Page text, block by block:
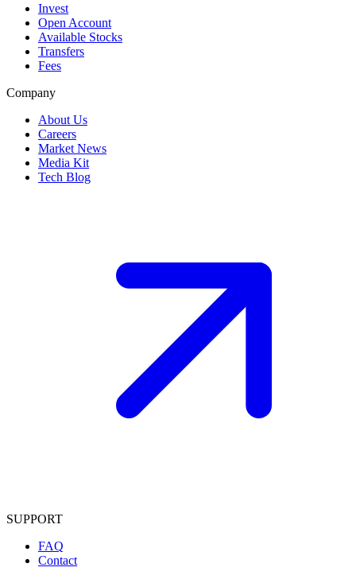
Invest
Open Account
Available Stocks
Transfers
Fees
Company
About Us
Careers
Market News
Media Kit
Tech Blog
SUPPORT
FAQ
Contact